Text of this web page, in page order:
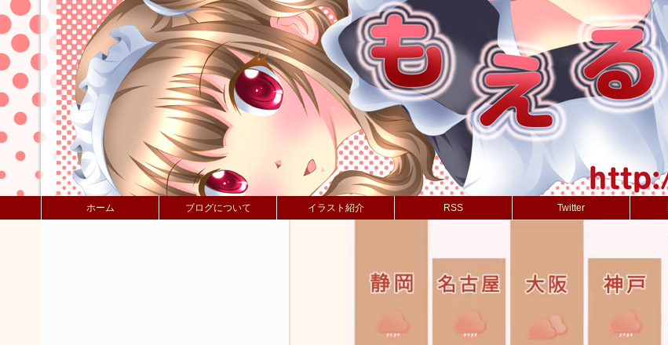
ホーム ブログについて イラスト紹介 RSS Twitter